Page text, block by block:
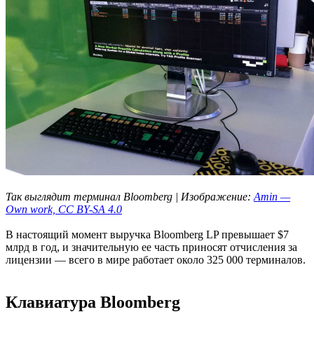
Так выглядит терминал Bloomberg | Изображение: Amin —
Own work, CC BY-SA 4.0
В настоящий момент выручка Bloomberg LP превышает $7
млрд в год, и значительную ее часть приносят отчисления за
лицензии — всего в мире работает около 325 000 терминалов.
Клавиатура Bloomberg